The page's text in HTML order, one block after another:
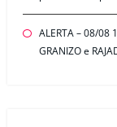
ALERTA – 08/08
GRANIZO e